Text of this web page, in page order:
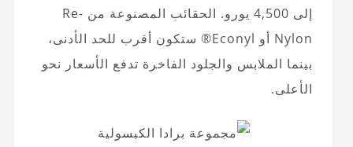
إلى 4,500 يورو. الحقائب المصنوعة من Re-
Nylon أو Econyl® ستكون أقرب للحد الأدنى،
بينما الملابس والجلود الفاخرة تدفع الأسعار نحو
الأعلى.